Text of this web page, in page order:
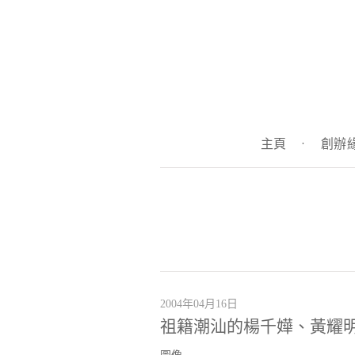
主頁 · 創辦
2004年04月16日
祖籍潮汕的楊千嬅、黃耀